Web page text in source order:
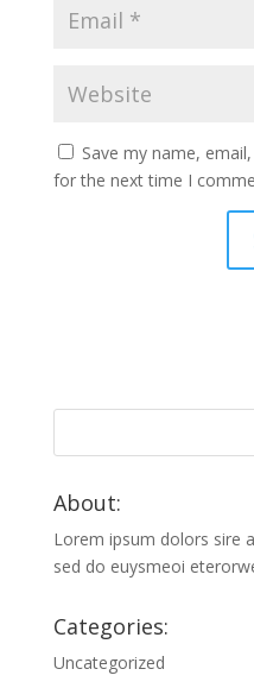
Save my name,
for the next time I
About:
Lorem ipsum dolors sire
sed do euysmeoi
Categories:
Uncategorized